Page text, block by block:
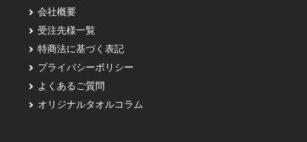
会社概要
受注先様一覧
特商法に基づく表記
プライバシーポリシー
よくあるご質問
オリジナルタオルコラム